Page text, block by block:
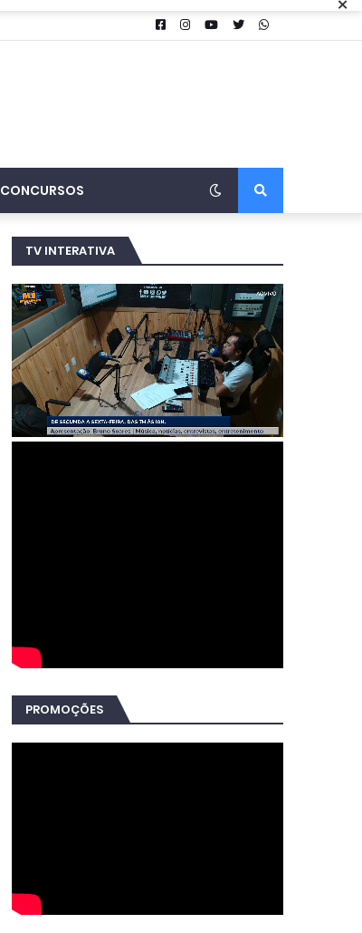
CONCURSOS
TV INTERATIVA
PROMOÇÕES